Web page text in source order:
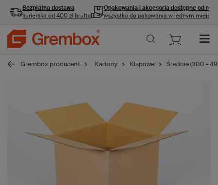
Bezpłatna dostawa
kurierska od 400 zł brutto
Opakowania i akcesoria dostępne od ręki
wszystko do pakowania w jednym miejscu
Grembox producent Kartony Klapowe Średnie (300 -